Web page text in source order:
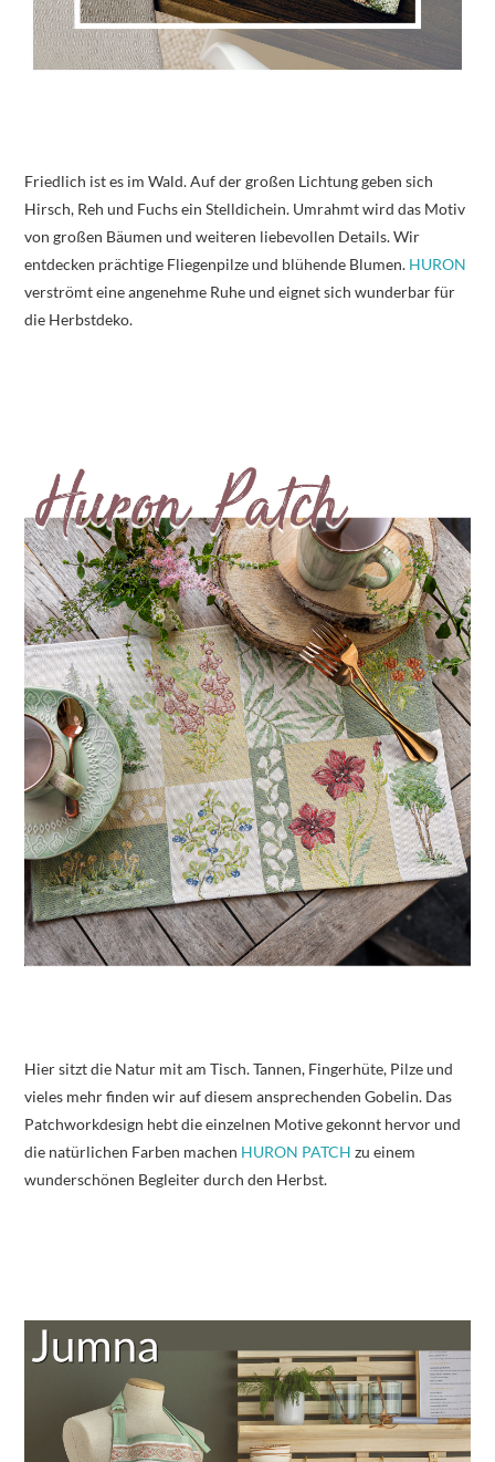
Friedlich ist es im Wald. Auf der großen Lichtung geben sich
Hirsch, Reh und Fuchs ein Stelldichein. Umrahmt wird das Motiv
von großen Bäumen und weiteren liebevollen Details. Wir
entdecken prächtige Fliegenpilze und blühende Blumen. HURON
verströmt eine angenehme Ruhe und eignet sich wunderbar für
die Herbstdeko.
Hier sitzt die Natur mit am Tisch. Tannen, Fingerhüte, Pilze und
vieles mehr finden wir auf diesem ansprechenden Gobelin. Das
Patchworkdesign hebt die einzelnen Motive gekonnt hervor und
die natürlichen Farben machen HURON PATCH zu einem
wunderschönen Begleiter durch den Herbst.